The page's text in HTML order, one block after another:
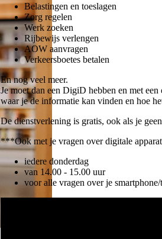
Belastingen en toeslagen
Zorg regelen
Werk zoeken
Rijbewijs verlengen
AOW aanvragen
Verkeersboetes betalen
En nog veel meer.
Je moet dan een DigiD hebben en met
waar je de informatie kan vinden en hoe
De dienstverlening is gratis, ook als je
***Ook met je vragen over digitale
iedere donderdag
van 14.00 - 15.00 uur
voor alle vragen over je